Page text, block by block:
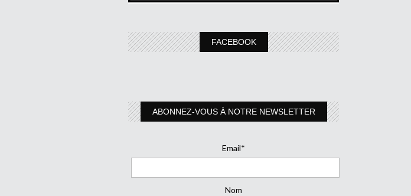
FACEBOOK
ABONNEZ-VOUS À NOTRE NEWSLETTER
Email*
Nom